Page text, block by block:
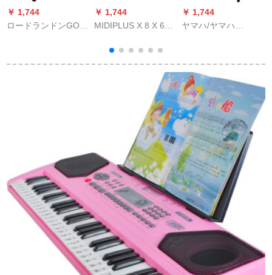
￥ 1,744
ロードランドンGO-
子演奏電子キーボー
￥ 1,744
MIDIPLUS X 8 X 6
ド88 61キーをアップ
ダウンして音源の電
子ピアノを持ってX 8
PROを練習します。
￥ 1,744
ヤマハ/ヤマハ
者入門61ボタPSR-F
51公式入札+全セト
【順豊出荷】